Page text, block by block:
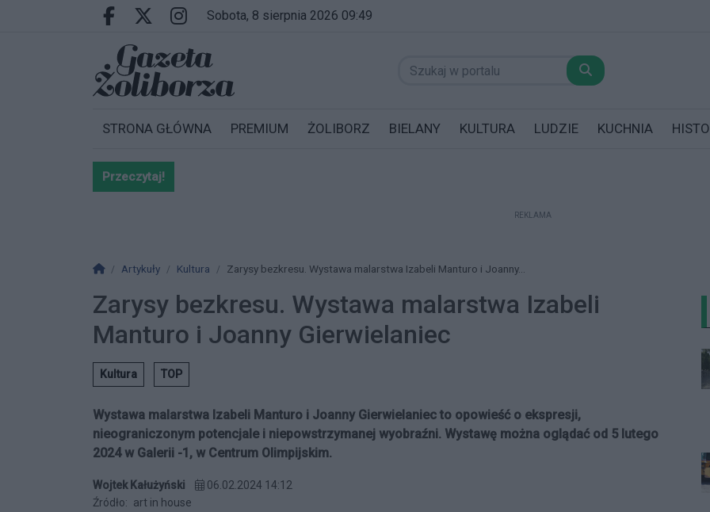
Przejdź do głównych treści
Przejdź do wyszukiwarki
Przejdź do głównego menu
Facebook.com
X.comInstagram.com
sobota, 8 sierpnia 2026 09:49
STRONA GŁÓWNA PREMIUM ŻOLIBORZ BIELANY KULTURA LUDZIE KUCHNIA
Przeczytaj!
REKLAMA
Strona główna
Artykuły Kultura Zarysy bezkresu. Wystawa malarstwa Izabeli Manturo i Joanny...
Zarysy bezkresu. Wystawa malarstwa Izabeli
Manturo i Joanny Gierwielaniec
Kultura TOP
Wystawa malarstwa Izabeli Manturo i Joanny Gierwielaniec to opowieść o ekspresji,
nieograniczonym potencjale i niepowstrzymanej wyobraźni. Wystawę można oglądać od 5 lutego
2024 w Galerii -1, w Centrum Olimpijskim.
Wojtek Kałużyński
06.02.2024 14:12
Źródło: art in house